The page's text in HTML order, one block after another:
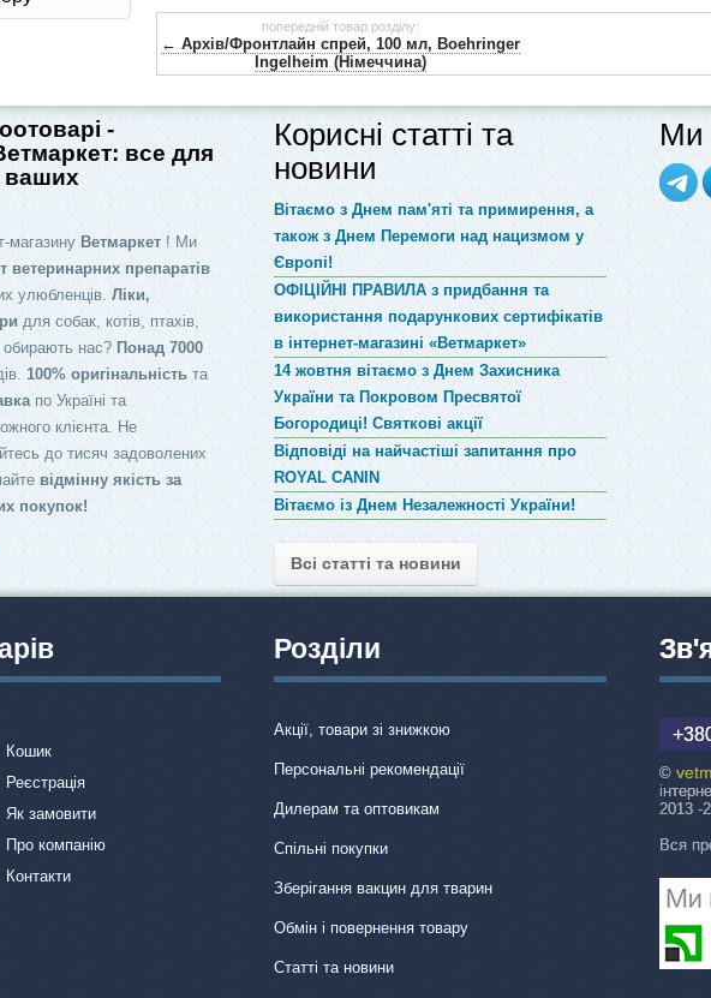
попередній товар розділу:
← Архів/Фронтлайн спрей, 100 мл, Boehringer
Ingelheim (Німеччина)
-
все для
ваших
магазину Ветмаркет ! Ми
препаратів
улюбленців.Ліки,
для собак, котів, птахів,
обирають нас? Понад 7000
100% оригінальність та
по Україні та
клієнта. Не
до тисяч задоволених
відмінну якість за
покупок!
Корисні статті та
новини
Вітаємо з Днем пам'яті та примирення, а
також з Днем Перемоги над нацизмом у
Європі!
ОФІЦІЙНІ ПРАВИЛА з придбання та
використання подарункових сертифікатів
в інтернет-магазині «Ветмаркет»
14 жовтня вітаємо з Днем Захисника
України та Покровом Пресвятої
Богородиці! Святкові акції
Відповіді на найчастіші запитання про
ROYAL CANIN
Вітаємо із Днем Незалежності України!
Всі статті та новини
Ми
Кошик
Реєстрація
Як замовити
Про компанію
Контакти
Розділи
Акції, товари зі знижкою
Персональні рекомендації
Дилерам та оптовикам
Спільні покупки
Зберігання вакцин для тварин
Обмін і повернення товару
Статті та новини
©
2013 -
Вся